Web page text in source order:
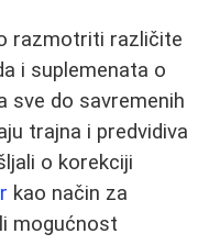
razmotriti različite
i suplemenata o
sve do savremenih
trajna i predvidiva
o korekciji
kao način za
mogućnost